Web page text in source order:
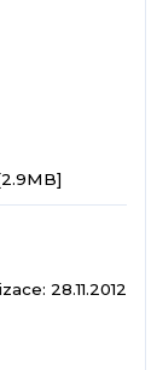
28.11.2012